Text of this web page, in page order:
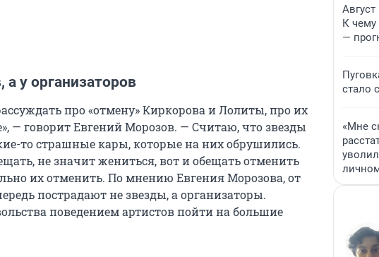
а у организаторов
про «отмену» Киркорова и Лолиты, про их
— говорит Евгений Морозов. — Считаю, что звезды
то страшные кары, которые на них обрушились.
не значит жениться, вот и обещать отменить
их отменить. По мнению Евгения Морозова, от
пострадают не звезды, а организаторы.
поведением артистов пойти на большие
К чему
—
стало
«Мне